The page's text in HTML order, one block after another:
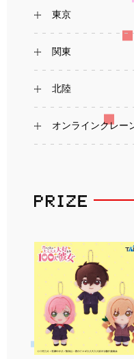
東京
関東
北陸
オンラインクレー